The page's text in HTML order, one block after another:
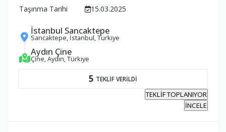
Taşınma Tarihi
15.03.2025
İstanbul Sancaktepe
Sancaktepe, İstanbul, Türkiye
Aydın Çine
Çine, Aydın, Türkiye
5 TEKLİF VERİLDİ
TEKLİF TOPLANIYOR
İNCELE